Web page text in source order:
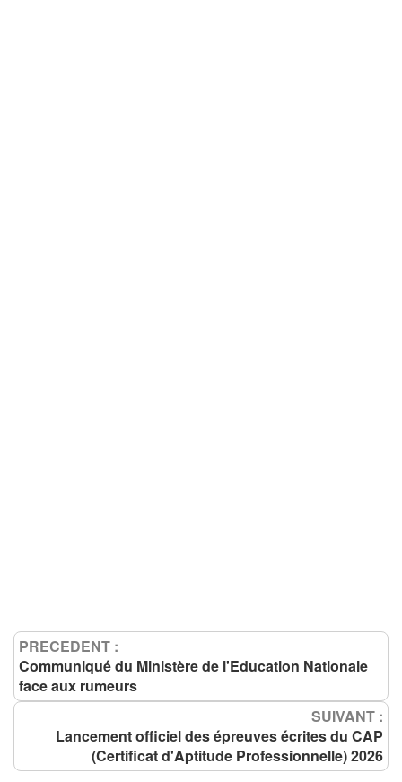
PRECEDENT :
Communiqué du Ministère de l'Education Nationale
face aux rumeurs
SUIVANT :
Lancement officiel des épreuves écrites du CAP
(Certificat d'Aptitude Professionnelle) 2026